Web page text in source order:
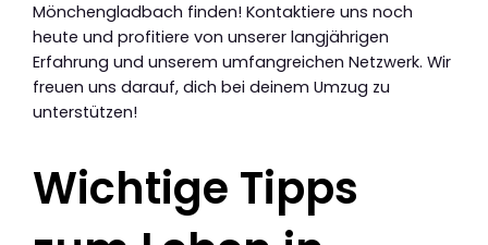
Mönchengladbach finden! Kontaktiere uns noch
heute und profitiere von unserer langjährigen
Erfahrung und unserem umfangreichen Netzwerk. Wir
freuen uns darauf, dich bei deinem Umzug zu
unterstützen!
Wichtige Tipps